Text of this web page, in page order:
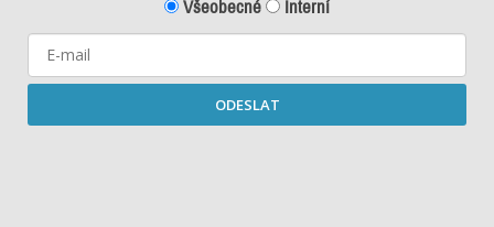
Všeobecné
Interní
ODESLAT